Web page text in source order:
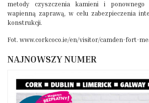
metody czyszczenia kamieni i ponownego
wapienną zaprawą, w celu zabezpieczenia
konstrukcji.
Fot. www.corkcoco.ie/en/visitor/camden-fort-
NAJNOWSZY NUMER